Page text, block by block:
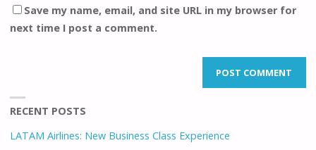
Save my name, email, and site URL in my browser for
next time I post a comment.
RECENT POSTS
LATAM Airlines: New Business Class Experience